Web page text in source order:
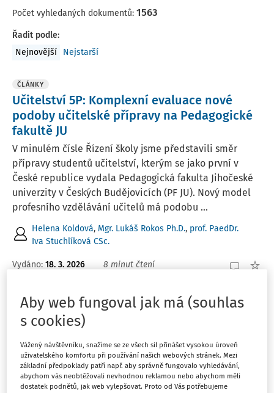
Počet vyhledaných dokumentů: 1563
Řadit podle:
Nejnovější
Nejstarší
ČLÁNKY
Učitelství 5P: Komplexní evaluace nové
podoby učitelské přípravy na Pedagogické
fakultě JU
V minulém čísle Řízení školy jsme představili směr
přípravy studentů učitelství, kterým se jako první v
České republice vydala Pedagogická fakulta Jihočeské
univerzity v Českých Budějovicích (PF JU). Nový model
profesního vzdělávání učitelů má podobu ...
Helena Koldová, Mgr. Lukáš Rokos Ph.D., prof. PaedDr.
Iva Stuchlíková CSc.
Vydáno: 18. 3. 2026 8 minut čtení
ČLÁNKY
Prázdninový provoz v mateřské škole
ředitelem školy a zřizovatelem, ale také mezi školou a
zákonnými zástupci. Praktické otázky, které se v
souvislosti s ním vynořují, jsou ale poměrně dobře
Aby web fungoval jak má (souhlas
s cookies)
Vážený návštěvníku, snažíme se ze všech sil přinášet vysokou úroveň
uživatelského komfortu při používání našich webových stránek. Mezi
základní předpoklady patří např. aby správně fungovalo vyhledávání,
abychom vás neobtěžovali nevhodnou reklamou nebo abychom měli
dostatek podnětů, jak web vylepšovat. Proto od Vás potřebujeme